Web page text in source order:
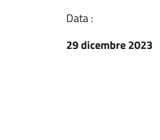
Data :
29 dicembre 2023